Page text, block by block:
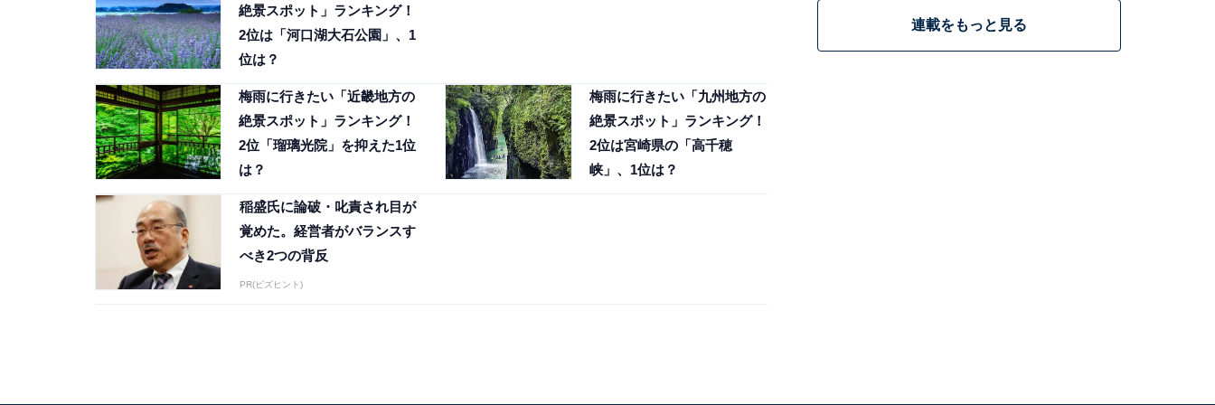
絶景スポット」ランキング！
2位は「河口湖大石公園」、1
位は？
梅雨に行きたい「近畿地方の
絶景スポット」ランキング！
2位「瑠璃光院」を抑えた1位
は？
梅雨に行きたい「九州地方の
絶景スポット」ランキング！
2位は宮崎県の「高千穂
峡」、1位は？
稲盛氏に論破・叱責され目が
覚めた。経営者がバランスす
べき2つの背反
PR(ビズヒント)
連載をもっと見る